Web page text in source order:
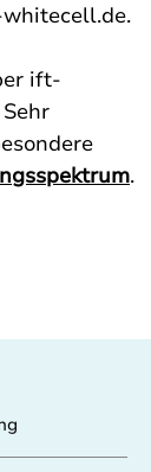
.
ift-
.